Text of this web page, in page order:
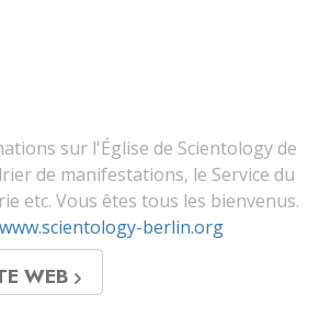
sur l'Église de Scientology de
de manifestations, le Service du
etc. Vous êtes tous les bienvenus.
www.scientology-berlin.org
WEB